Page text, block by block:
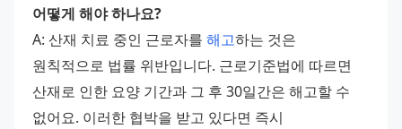
어떻게 해야 하나요?
A: 산재 치료 중인 근로자를 해고하는 것은
원칙적으로 법률 위반입니다. 근로기준법에 따르면
산재로 인한 요양 기간과 그 후 30일간은 해고할 수
없어요. 이러한 협박을 받고 있다면 즉시